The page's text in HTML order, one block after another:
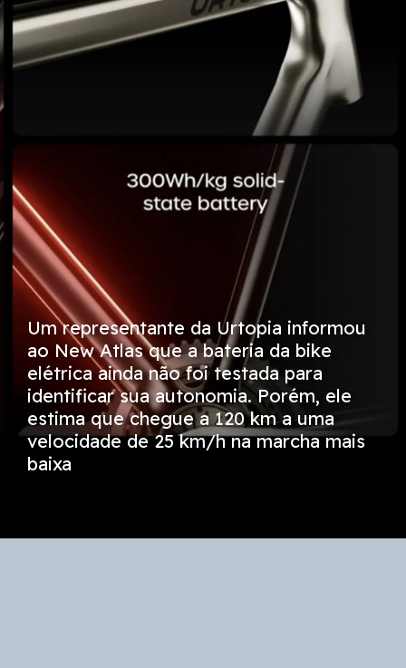
Um representante da Urtopia informou
ao New Atlas que a bateria da bike
elétrica ainda não foi testada para
identificar sua autonomia. Porém, ele
estima que chegue a 120 km a uma
velocidade de 25 km/h na marcha mais
baixa